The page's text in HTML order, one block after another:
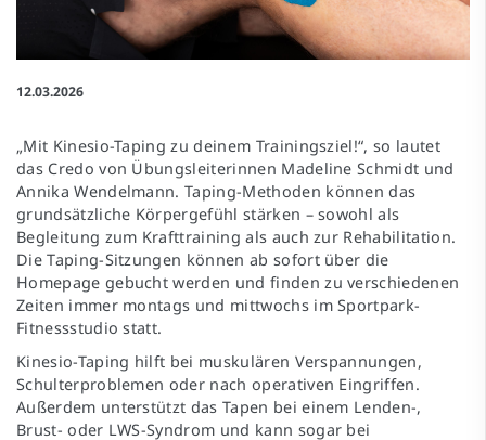
12.03.2026
„Mit Kinesio-Taping zu deinem Trainingsziel!“, so lautet
das Credo von Übungsleiterinnen Madeline Schmidt und
Annika Wendelmann. Taping-Methoden können das
grundsätzliche Körpergefühl stärken – sowohl als
Begleitung zum Krafttraining als auch zur Rehabilitation.
Die Taping-Sitzungen können ab sofort über die
Homepage gebucht werden und finden zu verschiedenen
Zeiten immer montags und mittwochs im Sportpark-
Fitnessstudio statt.
Kinesio-Taping hilft bei muskulären Verspannungen,
Schulterproblemen oder nach operativen Eingriffen.
Außerdem unterstützt das Tapen bei einem Lenden-,
Brust- oder LWS-Syndrom und kann sogar bei